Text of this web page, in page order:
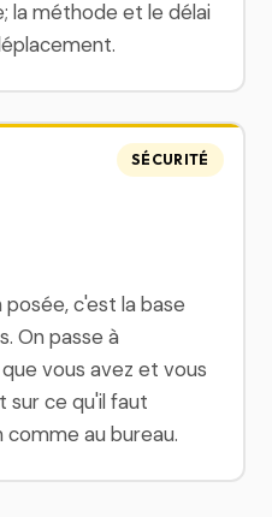
la méthode et le délai
c'est la base
On passe à
vous avez et vous
sur ce qu'il faut
au bureau.
SÉCURITÉ